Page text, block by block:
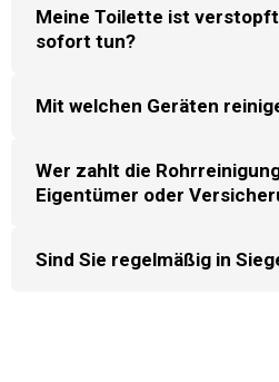
Meine Toilette ist verstopft
sofort tun?
Mit welchen Geräten
Wer zahlt die
Eigentümer oder
Sind Sie regelmäßig in